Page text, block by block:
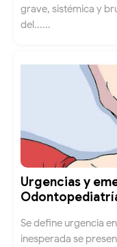
grave, sistémica y
del......
Urgencias y
Se define urgencia
inesperada se